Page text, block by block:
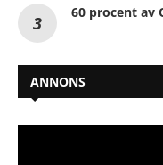
60 procent av
ANNONS